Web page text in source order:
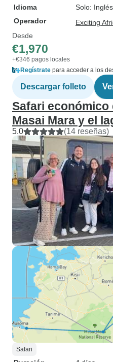
Idioma
Solo: Inglés
Operador
Exciting
Desde
€1,970
+€346 pagos locales
Regístrate para acceder a los
Descargar folleto
Safari económico
Masai Mara y el
5.0 (14 reseñas)
Safari